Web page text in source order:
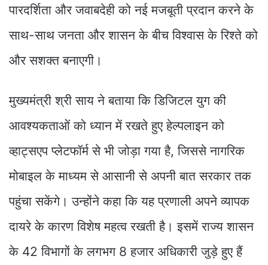
पारदर्शिता और जवाबदेही को नई मजबूती प्रदान करने के
साथ-साथ जनता और शासन के बीच विश्वास के रिश्ते को
और सशक्त बनाएगी।
मुख्यमंत्री श्री साय ने बताया कि डिजिटल युग की
आवश्यकताओं को ध्यान में रखते हुए हेल्पलाइन को
व्हाट्सएप प्लेटफॉर्म से भी जोड़ा गया है, जिससे नागरिक
मोबाइल के माध्यम से आसानी से अपनी बात सरकार तक
पहुंचा सकेंगे। उन्होंने कहा कि यह प्रणाली अपने व्यापक
दायरे के कारण विशेष महत्व रखती है। इसमें राज्य शासन
के 42 विभागों के लगभग 8 हजार अधिकारी जुड़े हुए हैं